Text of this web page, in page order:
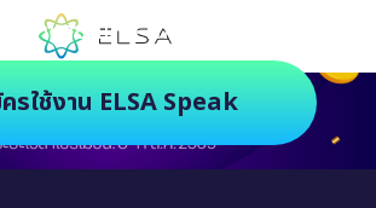
กภาษายุคใหม่ ฝึกสนุกยิ่งกว่า
รใช้งาน ELSA Speak